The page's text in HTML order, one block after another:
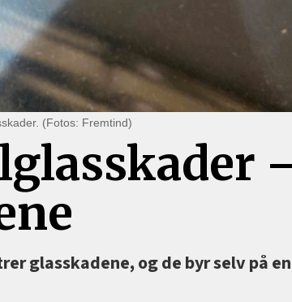
(Fotos: Fremtind)
glasskadene, og de byr selv på